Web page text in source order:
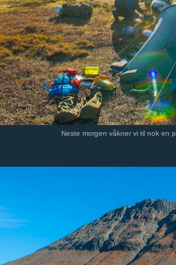
Neste morgen våkner vi til nok en